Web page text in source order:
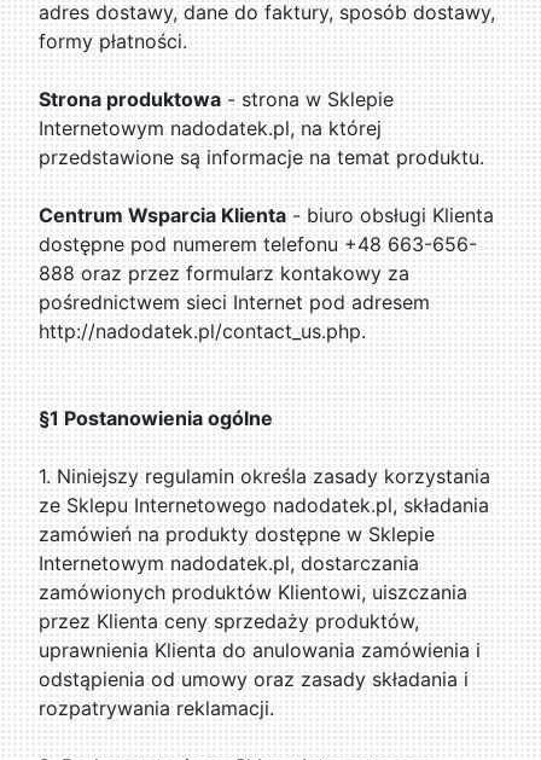
adres dostawy, dane do faktury, sposób dostawy,
formy płatności.
Strona produktowa - strona w Sklepie
Internetowym nadodatek.pl, na której
przedstawione są informacje na temat produktu.
Centrum Wsparcia Klienta - biuro obsługi Klienta
dostępne pod numerem telefonu +48 663-656-
888 oraz przez formularz kontakowy za
pośrednictwem sieci Internet pod adresem
http://nadodatek.pl/contact_us.php.
§1 Postanowienia ogólne
1. Niniejszy regulamin określa zasady korzystania
ze Sklepu Internetowego nadodatek.pl, składania
zamówień na produkty dostępne w Sklepie
Internetowym nadodatek.pl, dostarczania
zamówionych produktów Klientowi, uiszczania
przez Klienta ceny sprzedaży produktów,
uprawnienia Klienta do anulowania zamówienia i
odstąpienia od umowy oraz zasady składania i
rozpatrywania reklamacji.